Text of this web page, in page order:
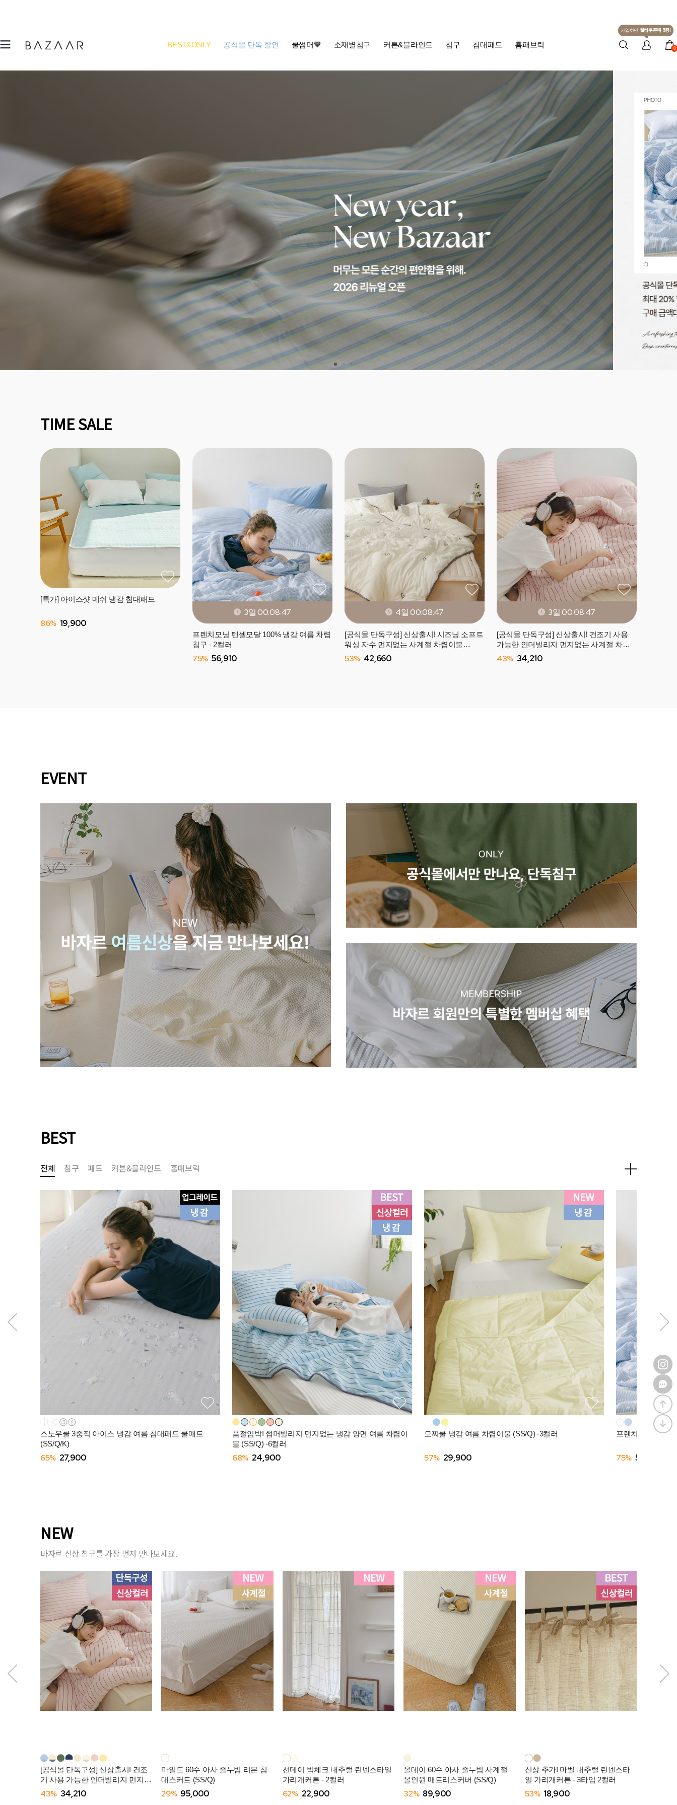
BEST&ONLY 공식몰 단독 할인 쿨썸머💙 소재별침구 커튼&블라인드 침구 침대패드 홈패브릭
가입하면 웰컴쿠폰팩 5종!
0
TIME SALE
[특가] 아이스샷 메쉬 냉감 침대패드
86% 19,900
3일 00:08:45
프렌치모닝 텐셀모달 100% 냉감 여름 차렵
침구 - 2컬러
75% 56,910
4일 00:08:45
[공식몰 단독구성] 신상출시! 시즈닝 소프트
워싱 자수 먼지없는 사계절 차렵이불
(SS/Q) - 4컬러
53% 42,660
3일 00:08:45
[공식몰 단독구성] 신상출시! 건조기 사용
가능한 인더빌리지 먼지없는 사계절 차렵
이불 (SS/Q) -10컬러
43% 34,210
EVENT
BEST
전체 침구 패드 커튼&블라인드 홈패브릭
스노우쿨 3중직 아이스 냉감 여름 침대패드 쿨매트
(SS/Q/K)
65% 27,900
품절임박! 썸머빌리지 먼지없는 냉감 양면 여름 차렵이
불 (SS/Q) -6컬러
68% 24,900
모찌쿨 냉감 여름 차렵이불 (SS/Q) -3컬러
57% 29,900
프렌치모닝 텐셀
75% 56,910
NEW
바자르 신상 침구를 가장 먼저 만나보세요.
[공식몰 단독구성] 신상출시! 건조
기 사용 가능한 인더빌리지 먼지없
는 사계절 차렵이불 (SS/Q) -10컬
43% 34,210
마일드 60수 아사 줄누빔 리본 침
대스커트 (SS/Q)
29% 95,000
선데이 빅체크 내추럴 린넨스타일
가리개커튼 - 2컬러
62% 22,900
올데이 60수 아사 줄누빔 사계절
올인원 매트리스커버 (SS/Q)
32% 89,900
신상 추가! 마벨 내추럴 린넨스타
일 가리개커튼 - 3타입 2컬러
53% 18,900